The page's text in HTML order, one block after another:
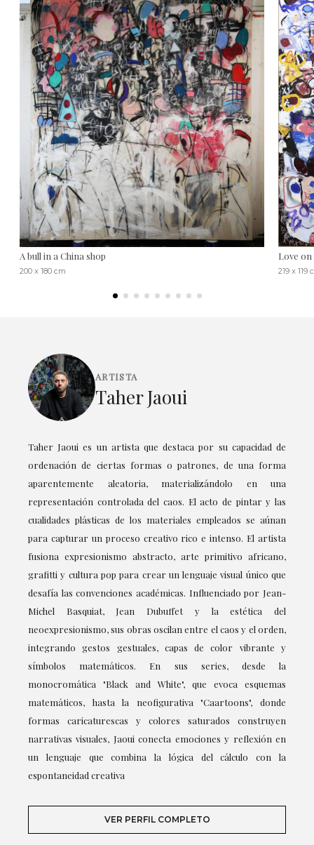
A bull in a China shop
200 x 180 cm
Love
219 x 119
ARTISTA
Taher Jaoui
Taher Jaoui es un artista que destaca por su capacidad de
ordenación de ciertas formas o patrones, de una forma
aparentemente aleatoria, materializándolo en una
representación controlada del caos. El acto de pintar y las
cualidades plásticas de los materiales empleados se aúnan
para capturar un proceso creativo rico e intenso. El artista
fusiona expresionismo abstracto, arte primitivo africano,
grafitti y cultura pop para crear un lenguaje visual único que
desafía las convenciones académicas. Influenciado por Jean-
Michel Basquiat, Jean Dubuffet y la estética del
neoexpresionismo, sus obras oscilan entre el caos y el orden,
integrando gestos gestuales, capas de color vibrante y
símbolos matemáticos. En sus series, desde la
monocromática "Black and White", que evoca esquemas
matemáticos, hasta la neofigurativa "Caartoons", donde
formas caricaturescas y colores saturados construyen
narrativas visuales, Jaoui conecta emociones y reflexión en
un lenguaje que combina la lógica del cálculo con la
espontaneidad creativa
VER PERFIL COMPLETO